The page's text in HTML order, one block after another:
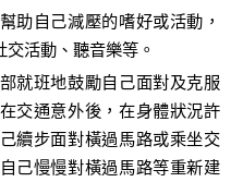
助自己減壓的嗜好或活動，
活動、聽音樂等。
就班地鼓勵自己面對及克服
交通意外後，在身體狀況許
續步面對橫過馬路或乘坐交
己慢慢對橫過馬路等重新建